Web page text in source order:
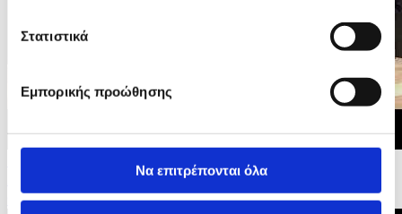
Στατιστικά
Εμπορικής προώθησης
Να επιτρέπονται όλα
Διακυβερνητικές Διασκέψεις της ΕΕ με Μαυροβούνιο,
Ουκρανία και Μολδαβία - Οικογενειακή...